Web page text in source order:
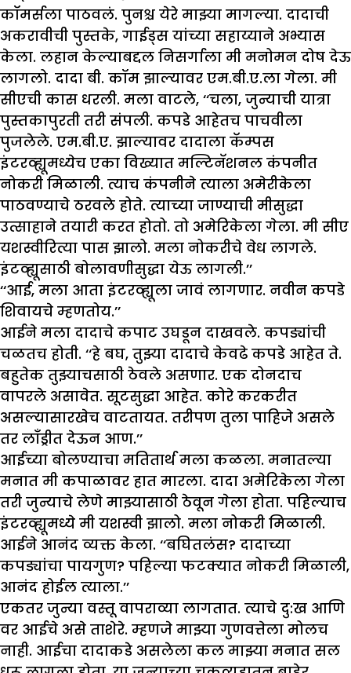
कॉमर्सला पाठवलं. पुनश्च येरे माझ्या मागल्या. दादाची
अकरावीची पुस्तके, गाईड्स यांच्या सहाय्याने अभ्यास
केला. लहान केल्याबद्दल निसर्गाला मी मनोमन दोष देऊ
लागलो. दादा बी. कॉम झाल्यावर एम.बी.ए.ला गेला. मी
सीएची कास धरली. मला वाटले, ‘‘चला, जुन्याची यात्रा
पुस्तकापुरती तरी संपली. कपडे आहेतच पाचवीला
पुजलेले. एम.बी.ए. झाल्यावर दादाला कॅम्पस
इंटरव्ह्यूमध्येच एका विख्यात मल्टिनॅशनल कंपनीत
नोकरी मिळाली. त्याच कंपनीने त्याला अमेरीकेला
पाठवण्याचे ठरवले होते. त्याच्या जाण्याची मीसुद्धा
उत्साहाने तयारी करत होतो. तो अमेरिकेला गेला. मी सीए
यशस्वीरित्या पास झालो. मला नोकरीचे वेध लागले.
इंटव्ह्यूसाठी बोलावणीसुद्धा येऊ लागली.’’
‘‘आई, मला आता इंटरव्ह्यूला जावं लागणार. नवीन कपडे
शिवायचे म्हणतोय.’’
आईने मला दादाचे कपाट उघडून दाखवले. कपड्यांची
चळतच होती. ‘‘हे बघ, तुझ्या दादाचे केवढे कपडे आहेत ते.
बहुतेक तुझ्याचसाठी ठेवले असणार. एक दोनदाच
वापरले असावेत. सूटसुद्धा आहेत. कोरे करकरीत
असल्यासारखेच वाटतायत. तरीपण तुला पाहिजे असले
तर लाँड्रीत देऊन आण.’’
आईच्या बोलण्याचा मतितार्थ मला कळला. मनातल्या
मनात मी कपाळावर हात मारला. दादा अमेरिकेला गेला
तरी जुन्याचे लेणे माझ्यासाठी ठेवून गेला होता. पहिल्याच
इंटरव्ह्यूमध्ये मी यशस्वी झालो. मला नोकरी मिळाली.
आईने आनंद व्यक्त केला. ‘‘बघितलंस? दादाच्या
कपड्यांचा पायगुण? पहिल्या फटक्यात नोकरी मिळाली,
आनंद होईल त्याला.’’
एकतर जुन्या वस्तू वापराव्या लागतात. त्याचे दु:ख आणि
वर आईचे असे ताशेरे. म्हणजे माझ्या गुणवत्तेला मोलच
नाही. आईचा दादाकडे असलेला कल माझ्या मनात सल